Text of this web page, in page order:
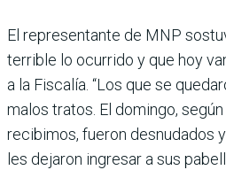
El representante de MNP
terrible lo ocurrido y que hoy
a la Fiscalía. “Los que se
malos tratos. El domingo,
recibimos, fueron desnudados
les dejaron ingresar a sus